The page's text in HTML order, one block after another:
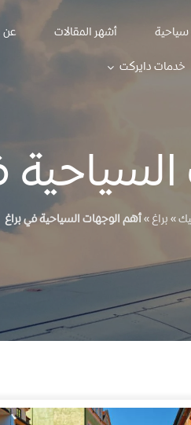
أشهر المقالات
عن
خدمات دايركت
»براغ»أهم الوجهات السياحية في براغ